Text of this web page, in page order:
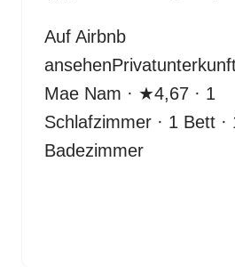
Auf Airbnb
Mae Nam · ★4,67 · 1
Schlafzimmer · 1 Bett ·
Badezimmer